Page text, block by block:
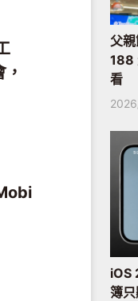
。
父
188
看
iOS
簿